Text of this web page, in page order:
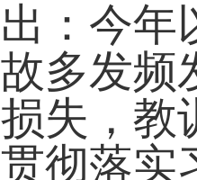
出：今年
故多发频
损失，教
贯彻落实